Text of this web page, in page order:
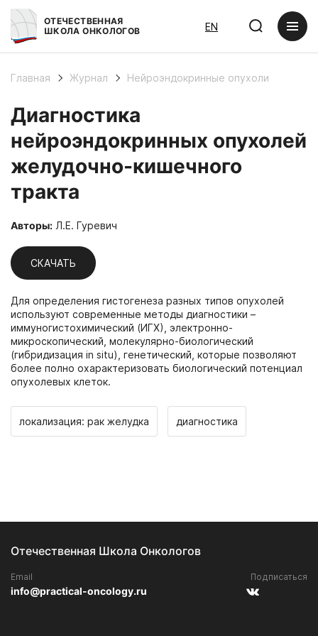
ОТЕЧЕСТВЕННАЯ
ШКОЛА ОНКОЛОГОВ
EN
Главная Журнал Нейроэндокринные опухоли
Диагностика
нейроэндокринных опухолей
желудочно-кишечного
тракта
Авторы: Л.Е. Гуревич
СКАЧАТЬ
Для определения гистогенеза разных типов опухолей
используют современные методы диагностики –
иммуногистохимический (ИГХ), электронно-
микроскопический, молекулярно-биологический
(гибридизация in situ), генетический, которые позволяют
более полно охарактеризовать биологический потенциал
опухолевых клеток.
локализация: рак желудка диагностика
Отечественная Школа Онкологов
Email
info@practical-oncology.ru
Подписаться